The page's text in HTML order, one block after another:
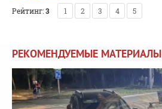
Рейтинг:3 1 2 3 4 5
РЕКОМЕНДУЕМЫЕ МАТЕРИАЛЫ